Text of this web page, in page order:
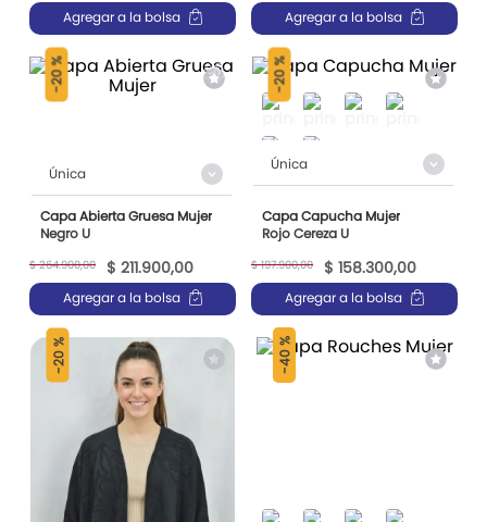
Agregar a la bolsa Agregar a la bolsa
-
20 %
Única
Capa Abierta Gruesa Mujer
Negro U
$ 264.900,00 $ 211.900,00
Agregar a la bolsa
-
20 %
Única
Capa Capucha Mujer
Rojo Cereza U
$ 197.900,00 $ 158.300,00
Agregar a la bolsa
-
20 % 40 %